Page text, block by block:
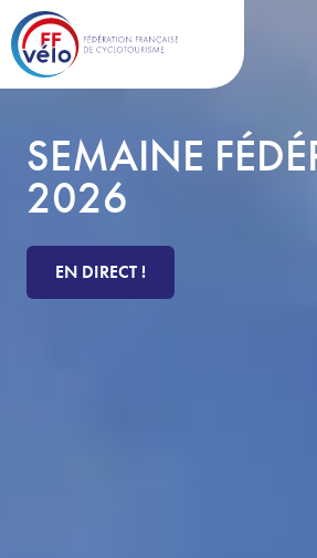
SEMAINE
2026
EN DIRECT !